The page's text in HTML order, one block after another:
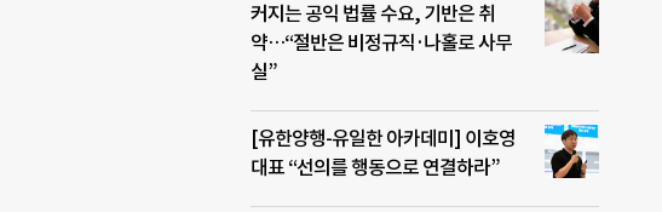
커지는 공익 법률 수요, 기반은 취
약…“절반은 비정규직·나홀로 사무
실”
[유한양행-유일한 아카데미] 이호영
대표 “선의를 행동으로 연결하라”